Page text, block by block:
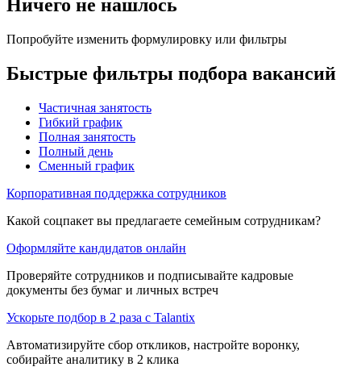
Ничего не нашлось
Попробуйте изменить формулировку или фильтры
Быстрые фильтры подбора вакансий
Частичная занятость
Гибкий график
Полная занятость
Полный день
Сменный график
Корпоративная поддержка сотрудников
Какой соцпакет вы предлагаете семейным сотрудникам?
Оформляйте кандидатов онлайн
Проверяйте сотрудников и подписывайте кадровые
документы без бумаг и личных встреч
Ускорьте подбор в 2 раза с Talantix
Автоматизируйте сбор откликов, настройте воронку,
собирайте аналитику в 2 клика